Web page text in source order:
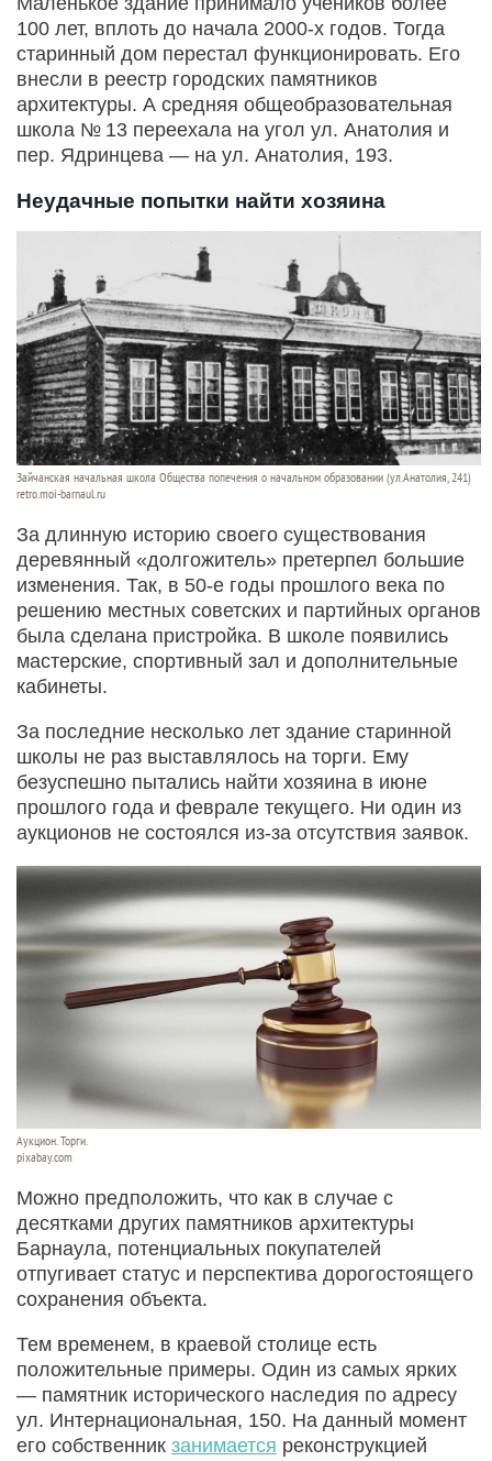
100 лет, вплоть до начала 2000-х годов. Тогда
старинный дом перестал функционировать. Его
внесли в реестр городских памятников
архитектуры. А средняя общеобразовательная
школа № 13 переехала на угол ул. Анатолия и
пер. Ядринцева — на ул. Анатолия, 193.
Неудачные попытки найти хозяина
Зайчанская начальная школа Общества попечения о начальном образовании (ул.Анатолия, 241)
retro.moi-barnaul.ru
За длинную историю своего существования
деревянный «долгожитель» претерпел большие
изменения. Так, в 50-е годы прошлого века по
решению местных советских и партийных органов
была сделана пристройка. В школе появились
мастерские, спортивный зал и дополнительные
кабинеты.
За последние несколько лет здание старинной
школы не раз выставлялось на торги. Ему
безуспешно пытались найти хозяина в июне
прошлого года и феврале текущего. Ни один из
аукционов не состоялся из-за отсутствия заявок.
Аукцион. Торги.
pixabay.com
Можно предположить, что как в случае с
десятками других памятников архитектуры
Барнаула, потенциальных покупателей
отпугивает статус и перспектива дорогостоящего
сохранения объекта.
Тем временем, в краевой столице есть
положительные примеры. Один из самых ярких
— памятник исторического наследия по адресу
ул. Интернациональная, 150. На данный момент
его собственник занимается реконструкцией